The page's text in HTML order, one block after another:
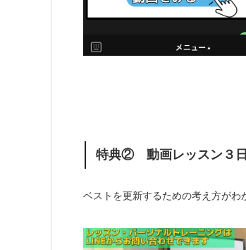
特典② 動画レッスン３日
ベストを更新するための考え方がわ